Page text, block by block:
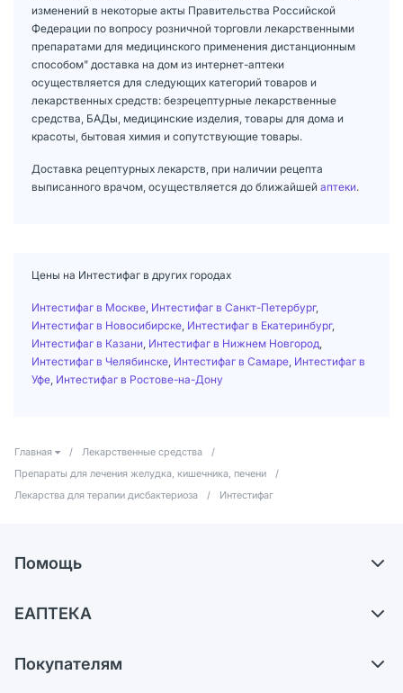
изменений в некоторые акты Правительства Российской
Федерации по вопросу розничной торговли лекарственными
препаратами для медицинского применения дистанционным
способом" доставка на дом из интернет-аптеки
осуществляется для следующих категорий товаров и
лекарственных средств: безрецептурные лекарственные
средства, БАДы, медицинские изделия, товары для дома и
красоты, бытовая химия и сопутствующие товары.
Доставка рецептурных лекарств, при наличии рецепта
выписанного врачом, осуществляется до ближайшей аптеки.
Цены на Интестифаг в других городах
Интестифаг в Москве Интестифаг в Санкт-Петербург,
Интестифаг в Новосибирске Интестифаг в Екатеринбург,
Интестифаг в Казани Интестифаг в Нижнем Новгород
Интестифаг в Челябинске Интестифаг в Самаре Интестифаг в
Уфе Интестифаг в Ростове-на-Дону
Главная / Лекарственные средства
/
Препараты для лечения желудка, кишечника, печени
/
Лекарства для терапии дисбактериоза
/ Интестифаг
Помощь
Самовывоз из аптек
ЕАПТЕКА
Карьера
Покупателям